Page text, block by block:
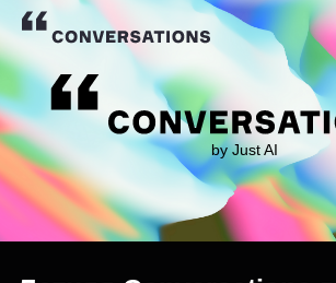
by Just AI
Летняя Conversations в СПб 2026
завершена!